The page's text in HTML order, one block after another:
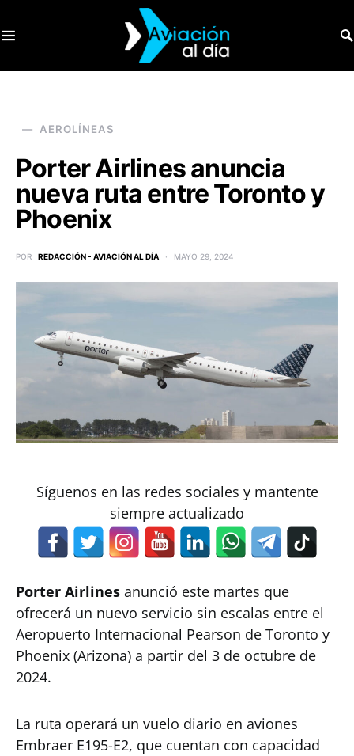
AEROLÍNEAS
Porter Airlines anuncia
nueva ruta entre Toronto y
Phoenix
POR REDACCIÓN - AVIACIÓN AL DÍA MAYO 29, 2024
Síguenos en las redes sociales y mantente
siempre actualizado
Porter Airlines anunció este martes que
ofrecerá un nuevo servicio sin escalas entre el
Aeropuerto Internacional Pearson de Toronto y
Phoenix (Arizona) a partir del 3 de octubre de
2024.
La ruta operará un vuelo diario en aviones
Embraer E195-E2, que cuentan con capacidad